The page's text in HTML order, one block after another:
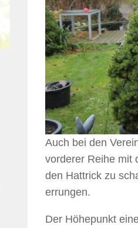
Auch bei den
vorderer Reihe mit
den Hattrick zu
errungen.
Der Höhepunkt